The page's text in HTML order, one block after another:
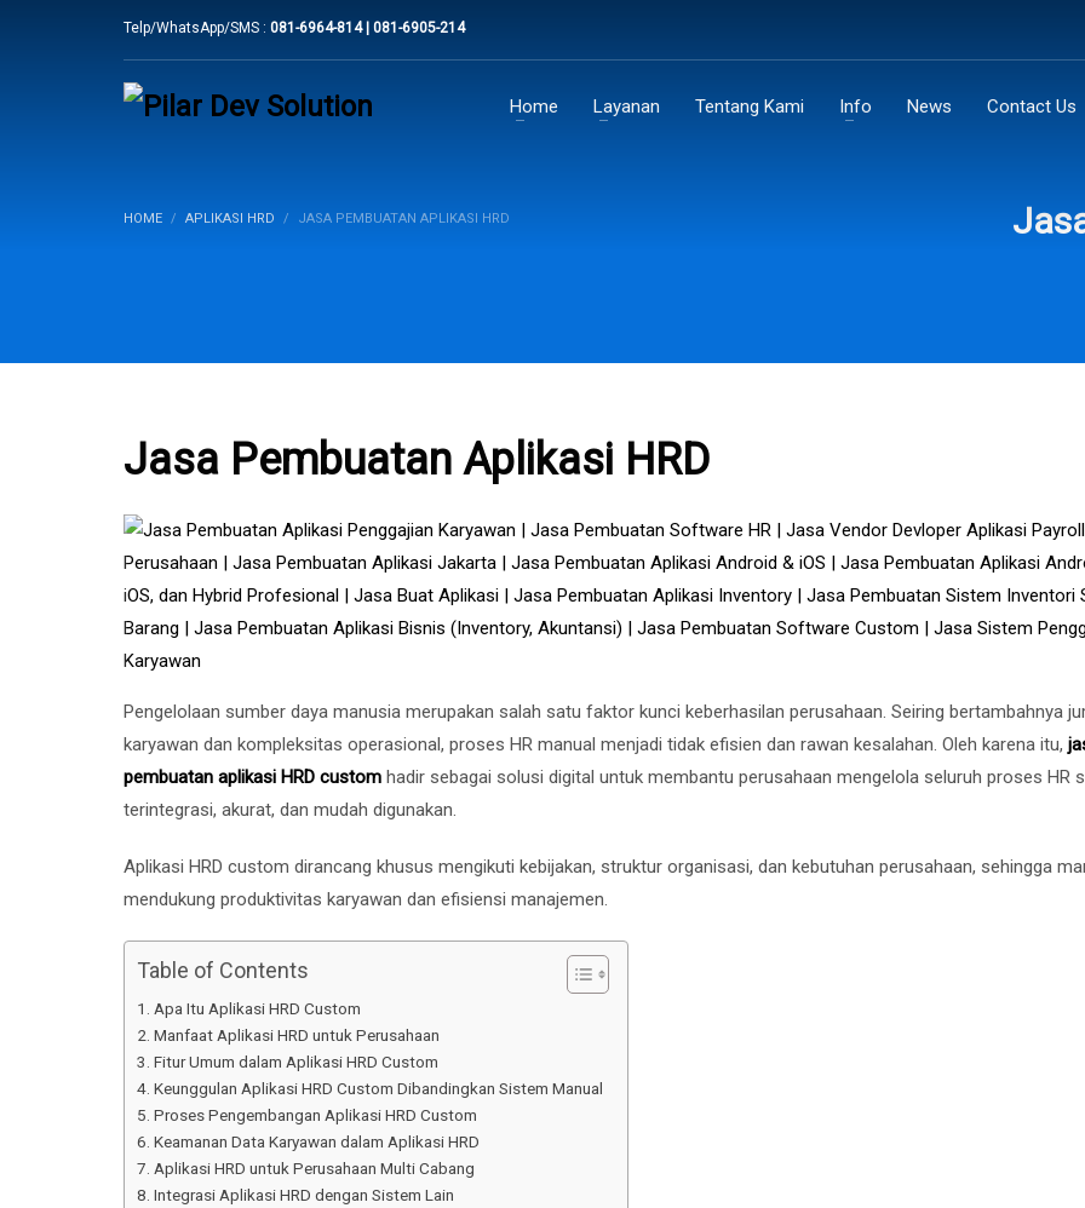
Telp/WhatsApp/SMS : 081-6964-814 | 081-6905-214
Home Layanan Tentang Kami Info News Contact Us
HOME APLIKASI HRD JASA PEMBUATAN APLIKASI HRD
Jasa Pembuatan Aplikasi HRD
Pengelolaan sumber daya manusia merupakan salah satu faktor kunci keberhasilan perusahaan. Seiring bertambahnya
karyawan dan kompleksitas operasional, proses HR manual menjadi tidak efisien dan rawan kesalahan. Oleh karena itu,
pembuatan aplikasi HRD custom hadir sebagai solusi digital untuk membantu perusahaan mengelola seluruh proses HR
terintegrasi, akurat, dan mudah digunakan.
Aplikasi HRD custom dirancang khusus mengikuti kebijakan, struktur organisasi, dan kebutuhan perusahaan, sehingga
mendukung produktivitas karyawan dan efisiensi manajemen.
Table of Contents
Apa Itu Aplikasi HRD Custom
Manfaat Aplikasi HRD untuk Perusahaan
Fitur Umum dalam Aplikasi HRD Custom
Keunggulan Aplikasi HRD Custom Dibandingkan Sistem Manual
Proses Pengembangan Aplikasi HRD Custom
Keamanan Data Karyawan dalam Aplikasi HRD
Aplikasi HRD untuk Perusahaan Multi Cabang
Integrasi Aplikasi HRD dengan Sistem Lain